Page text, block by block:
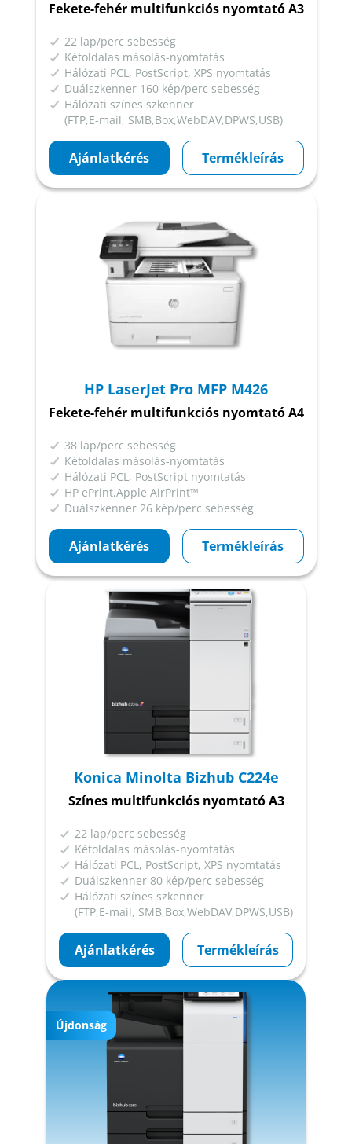
Fekete-fehér multifunkciós nyomtató A3
22 lap/perc sebesség
Kétoldalas másolás-nyomtatás
Hálózati PCL, PostScript, XPS nyomtatás
Duálszkenner 160 kép/perc sebesség
Hálózati színes szkenner
(FTP,E-mail, SMB,Box,WebDAV,DPWS,USB)
Ajánlatkérés Termékleírás
HP LaserJet Pro MFP M426
Fekete-fehér multifunkciós nyomtató A4
38 lap/perc sebesség
Kétoldalas másolás-nyomtatás
Hálózati PCL, PostScript nyomtatás
HP ePrint,Apple AirPrint™
Duálszkenner 26 kép/perc sebesség
Ajánlatkérés Termékleírás
Konica Minolta Bizhub C224e
Színes multifunkciós nyomtató A3
22 lap/perc sebesség
Kétoldalas másolás-nyomtatás
Hálózati PCL, PostScript, XPS nyomtatás
Duálszkenner 80 kép/perc sebesség
Hálózati színes szkenner
(FTP,E-mail, SMB,Box,WebDAV,DPWS,USB)
Ajánlatkérés Termékleírás
Újdonság